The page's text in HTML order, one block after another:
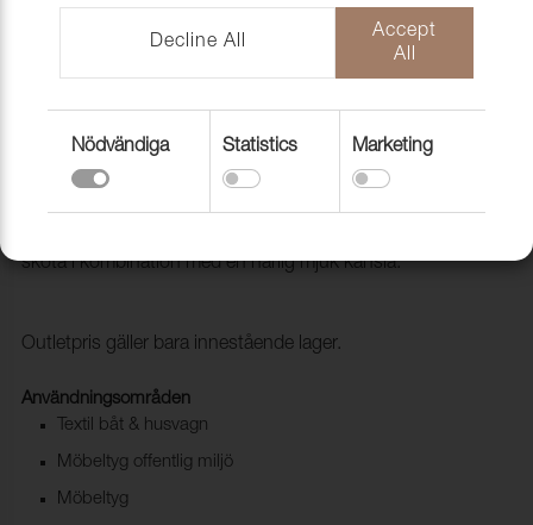
Tyg Titan 813-346424 Blue melange
1035915
sköta i kombination med en härlig mjuk känsla.
Outletpris gäller bara innestående lager.
Användningsområden
Textil båt & husvagn
Möbeltyg offentlig miljö
Möbeltyg
Decline All
Accept
All
Nödvändiga Statistics Marketing